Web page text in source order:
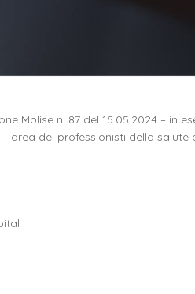
Molise n. 87 del 15.05.2024 – in
area dei professionisti della salute